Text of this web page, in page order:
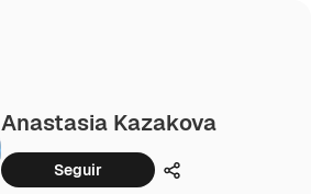
Anastasia Kazakova
Seguir Compartir